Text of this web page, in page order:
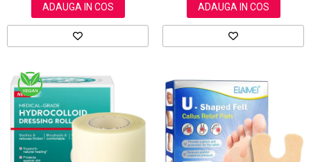
ADAUGA IN COS ADAUGA IN COS